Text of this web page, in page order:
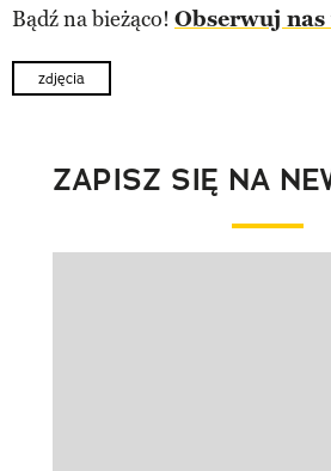
Bądź na bieżąco! Obserwuj nas
zdjęcia
ZAPISZ SIĘ NA